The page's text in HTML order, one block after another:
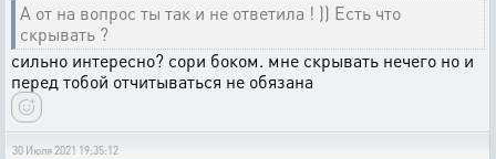
А от на вопрос ты так и не ответила ! )) Есть что
скрывать ?
сильно интересно? сори боком. мне скрывать нечего но и
перед тобой отчитываться не обязана
30 Июля 2021 19:35:12